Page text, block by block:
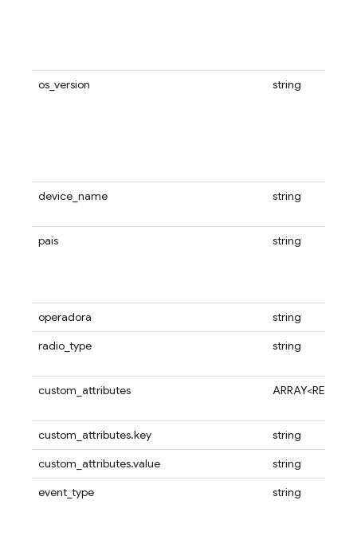
os_version string
device_name string
país string
operadora
string
radio_type
string
custom_attributes
custom_attributes.key
string
custom_attributes.value
string
event_type
string